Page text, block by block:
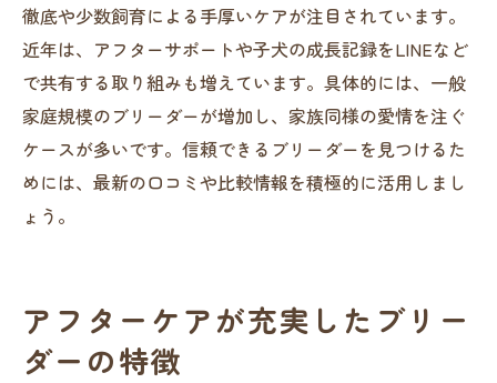
徹底や少数飼育による手厚いケアが注目されています。
近年は、アフターサポートや子犬の成長記録をLINEなど
で共有する取り組みも増えています。具体的には、一般
家庭規模のブリーダーが増加し、家族同様の愛情を注ぐ
ケースが多いです。信頼できるブリーダーを見つけるた
めには、最新の口コミや比較情報を積極的に活用しまし
ょう。
アフターケアが充実したブリー
ダーの特徴